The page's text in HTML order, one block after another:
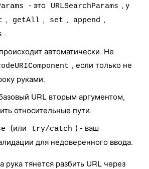
- это URLSearchParams , у
, getAll , set , append ,
.
автоматически. Не
, если только не
руками.
URL вторым аргументом,
относительные пути.
(или try/catch ) - ваш
для недоверенного ввода.
рука тянется разбить URL через